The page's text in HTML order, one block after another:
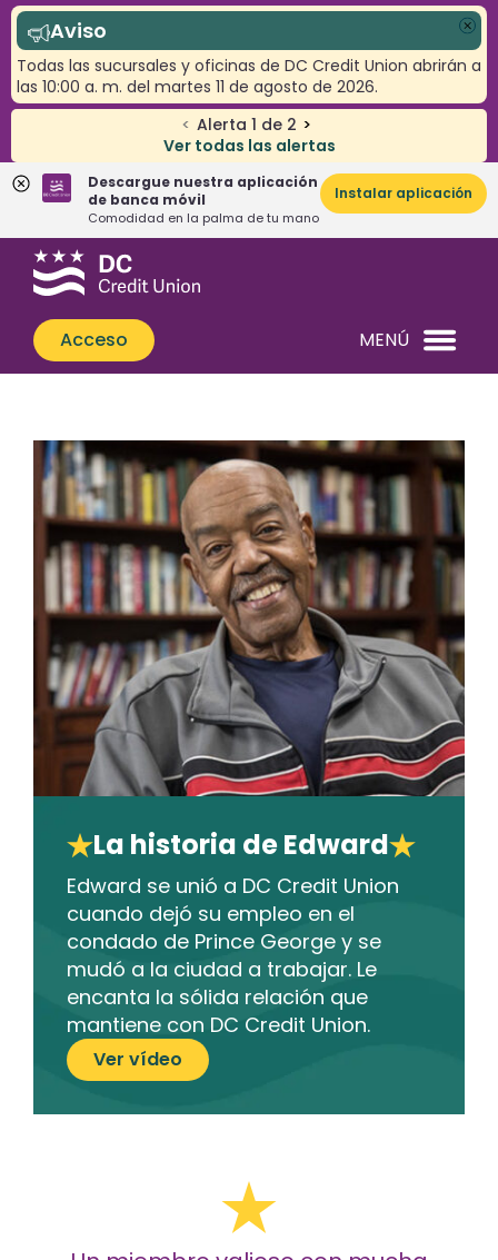
< Alerta 1 de 2 >
Ver todas las alertas
Aviso
Todas las sucursales y oficinas de DC Credit Union abrirán a
las 10:00 a. m. del martes 11 de agosto de 2026.
Descargue nuestra aplicación
de banca móvil
Comodidad en la palma de tu mano
Instalar aplicación
Saltar
Saltar
sesión
web
¿Qué
podemos
ayudarle
a
Acceso MENÚ
La historia de Edward
Edward se unió a DC Credit Union
cuando dejó su empleo en el
condado de Prince George y se
mudó a la ciudad a trabajar. Le
encanta la sólida relación que
mantiene con DC Credit Union.
Ver vídeo